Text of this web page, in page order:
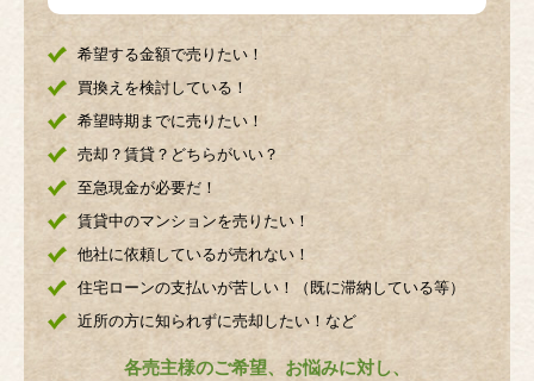
希望する金額で売りたい！
買換えを検討している！
希望時期までに売りたい！
売却？賃貸？どちらがいい？
至急現金が必要だ！
賃貸中のマンションを売りたい！
他社に依頼しているが売れない！
住宅ローンの支払いが苦しい！（既に滞納している等）
近所の方に知られずに売却したい！など
各売主様のご希望、お悩みに対し、